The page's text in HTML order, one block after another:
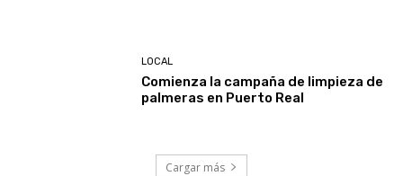
LOCAL
Comienza la campaña de limpieza de
palmeras en Puerto Real
Cargar más